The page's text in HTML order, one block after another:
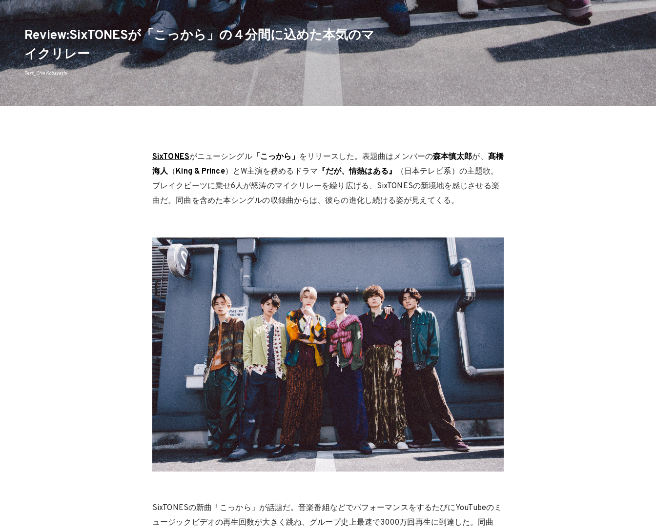
Review:SixTONESが「こっから」の４分間に込めた本気のマ
イクリレー
Text_Chie Kobayashi
SixTONESがニューシングル「こっから」 をリリースした。表題曲はメンバーの森本慎太郎が、 髙橋
海人（King & Prince）とW主演を務めるドラマ 『だが、情熱はある』
（日本テレビ系）の主題歌。
ブレイクビーツに乗せ6人が怒涛のマイクリレーを繰り広げる、SixTONESの新境地を感じさせる楽
曲だ。同曲を含めた本シングルの収録曲からは、彼らの進化し続ける姿が見えてくる。
SixTONESの新曲「こっから」が話題だ。音楽番組などでパフォーマンスをするたびにYouTubeのミ
ュージックビデオの再生回数が大きく跳ね、グループ史上最速で3000万回再生に到達した。同曲